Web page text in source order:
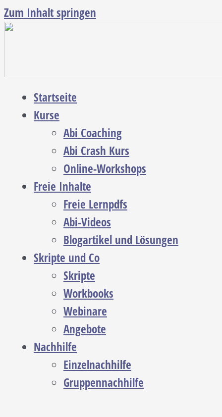
Zum Inhalt springen
Startseite
Kurse
Abi Coaching
Abi Crash Kurs
Online-Workshops
Freie Inhalte
Freie Lernpdfs
Abi-Videos
Blogartikel und Lösungen
Skripte und Co
Skripte
Workbooks
Webinare
Angebote
Nachhilfe
Einzelnachhilfe
Gruppennachhilfe